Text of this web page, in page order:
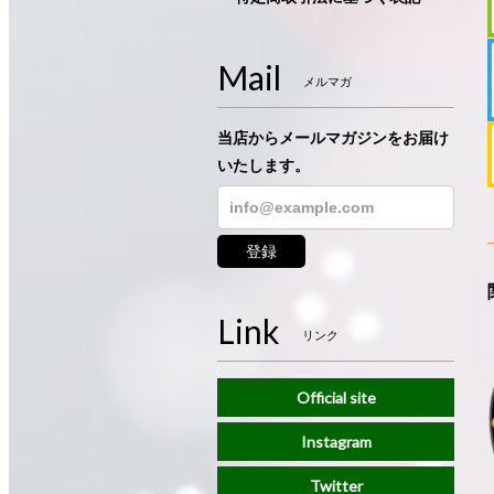
Mail メルマガ
当店からメールマガジンをお届け
いたします。
登録
Link リンク
Official site
Instagram
Twitter